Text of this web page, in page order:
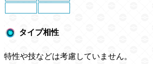
タイプ相性
特性や技などは考慮していません。